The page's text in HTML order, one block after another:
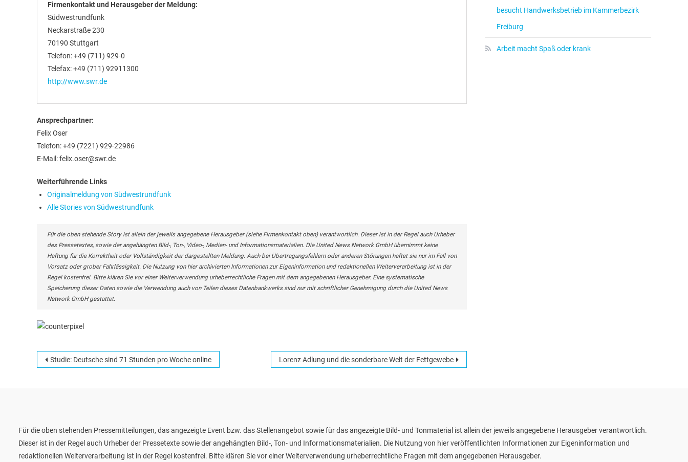
Firmenkontakt und Herausgeber der Meldung:
Südwestrundfunk
Neckarstraße 230
70190 Stuttgart
Telefon: +49 (711) 929-0
Telefax: +49 (711) 92911300
http://www.swr.de
Ansprechpartner:
Felix Oser
Telefon: +49 (7221) 929-22986
E-Mail: felix.oser@swr.de
Weiterführende Links
Originalmeldung von Südwestrundfunk
Alle Stories von Südwestrundfunk
Für die oben stehende Story ist allein der jeweils angegebene Herausgeber (siehe Firmenkontakt oben) verantwortlich. Dieser ist in der Regel auch Urheber
des Pressetextes, sowie der angehängten Bild-, Ton-, Video-, Medien- und Informationsmaterialien. Die United News Network GmbH übernimmt keine
Haftung für die Korrektheit oder Vollständigkeit der dargestellten Meldung. Auch bei Übertragungsfehlern oder anderen Störungen haftet sie nur im Fall von
Vorsatz oder grober Fahrlässigkeit. Die Nutzung von hier archivierten Informationen zur Eigeninformation und redaktionellen Weiterverarbeitung ist in der
Regel kostenfrei. Bitte klären Sie vor einer Weiterverwendung urheberrechtliche Fragen mit dem angegebenen Herausgeber. Eine systematische
Speicherung dieser Daten sowie die Verwendung auch von Teilen dieses Datenbankwerks sind nur mit schriftlicher Genehmigung durch die United News
Network GmbH gestattet.
Beitragsnavigation
Studie: Deutsche sind 71 Stunden pro Woche online Lorenz Adlung und die sonderbare Welt der Fettgewebe
besucht Handwerksbetrieb im Kammerbezirk
Freiburg
Arbeit macht Spaß oder krank
Für die oben stehenden Pressemitteilungen, das angezeigte Event bzw. das Stellenangebot sowie für das angezeigte Bild- und Tonmaterial ist allein der jeweils angegebene Herausgeber verantwortlich.
Dieser ist in der Regel auch Urheber der Pressetexte sowie der angehängten Bild-, Ton- und Informationsmaterialien. Die Nutzung von hier veröffentlichten Informationen zur Eigeninformation und
redaktionellen Weiterverarbeitung ist in der Regel kostenfrei. Bitte klären Sie vor einer Weiterverwendung urheberrechtliche Fragen mit dem angegebenen Herausgeber.